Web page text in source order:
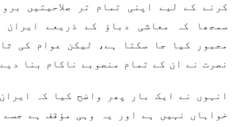
کرنے کے لیے اپنی تمام تر صلاحیتیں
سمجھا کہ معاشی دباؤ کے ذریعے ایران
مجبور کیا جا سکتا ہے، لیکن عوام کی
نصرت نے ان کے تمام منصوبے ناکام بنا
انہوں نے ایک بار پھر واضح کیا کہ
خواہاں نہیں ہے اور یہ وہی مؤقف ہے جسے